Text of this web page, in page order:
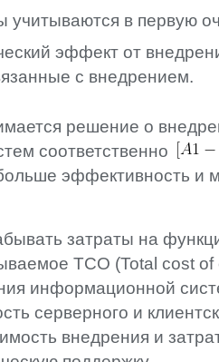
учитываются в первую
эффект от
с внедрением.
решение о
соответственно
эффективность и
затраты на
TCO (Total cost
информационной
серверного и
внедрения и